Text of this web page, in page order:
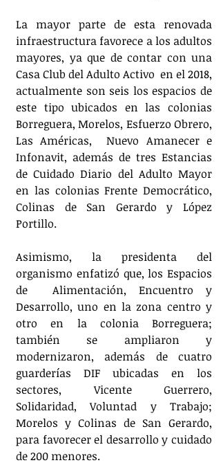
La mayor parte de esta renovada
infraestructura favorece a los adultos
mayores, ya que de contar con una
Casa Club del Adulto Activo  en el 2018,
actualmente son seis los espacios de
este tipo ubicados en las colonias
Borreguera, Morelos, Esfuerzo Obrero,
Las Américas,  Nuevo Amanecer e
Infonavit, además de tres Estancias
de Cuidado Diario del Adulto Mayor
en las colonias Frente Democrático,
Colinas de San Gerardo y López
Portillo.
Asimismo, la presidenta del
organismo enfatizó que, los Espacios
de  Alimentación, Encuentro y
Desarrollo, uno en la zona centro y
otro en la colonia Borreguera;
también se ampliaron y
modernizaron, además de cuatro
guarderías DIF ubicadas en los
sectores, Vicente Guerrero,
Solidaridad, Voluntad y Trabajo;
Morelos y Colinas de San Gerardo,
para favorecer el desarrollo y cuidado
de 200 menores.